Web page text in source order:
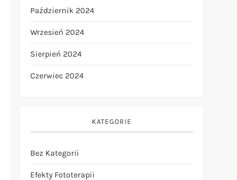
Październik 2024
Wrzesień 2024
Sierpień 2024
Czerwiec 2024
KATEGORIE
Bez Kategorii
Efekty Fototerapii